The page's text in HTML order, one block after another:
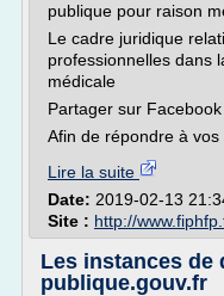
publique pour raison
Le cadre juridique
professionnelles dans
médicale
Partager sur Facebook
Afin de répondre à vos
Lire la suite
Date: 2019-02-13
Site : http://
Les instances de
publique.gouv.fr